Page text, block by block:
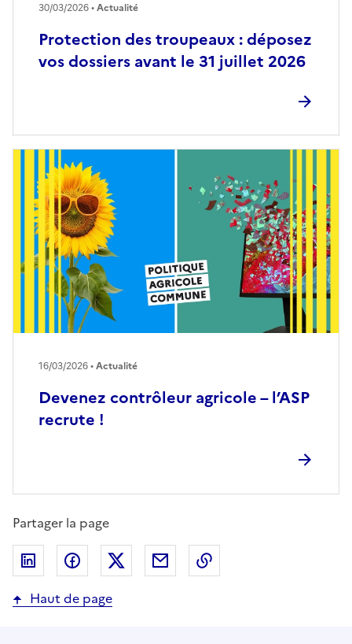
Protection des troupeaux : déposez
vos dossiers avant le 31 juillet 2026
30/03/2026 •Actualité
Devenez contrôleur agricole – l’ASP
recrute !
16/03/2026 •Actualité
Partager la page
Partager sur LinkedIn
Partager sur Facebook
Partager sur Twitter
Partager par email
Haut de page